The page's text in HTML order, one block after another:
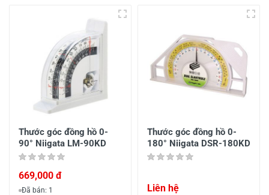
Thước góc đồng hồ 0-
90° Niigata LM-90KD
669,000 đ
Đã bán: 1
Thước góc đồng hồ 0-
180° Niigata DSR-180KD
Liên hệ